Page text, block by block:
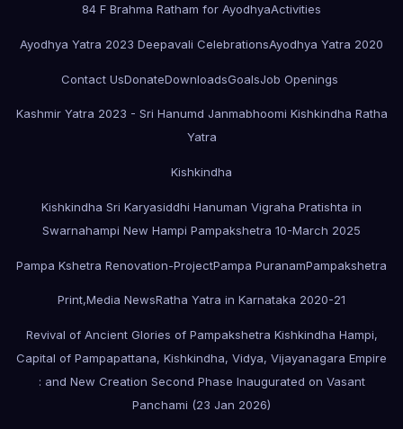
84 F Brahma Ratham for AyodhyaActivities
Ayodhya Yatra 2023 Deepavali CelebrationsAyodhya Yatra 2020
Contact UsDonateDownloadsGoalsJob Openings
Kashmir Yatra 2023 - Sri Hanumd Janmabhoomi Kishkindha Ratha
Yatra
Kishkindha
Kishkindha Sri Karyasiddhi Hanuman Vigraha Pratishta in
Swarnahampi New Hampi Pampakshetra 10-March 2025
Pampa Kshetra Renovation-ProjectPampa PuranamPampakshetra
Print,Media NewsRatha Yatra in Karnataka 2020-21
Revival of Ancient Glories of Pampakshetra Kishkindha Hampi,
Capital of Pampapattana, Kishkindha, Vidya, Vijayanagara Empire
: and New Creation Second Phase Inaugurated on Vasant
Panchami (23 Jan 2026)